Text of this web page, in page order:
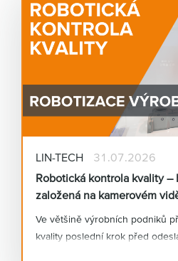
LIN-TECH
31.07.2026
Robotická kontrola kvality –
založená na kamerovém
Ve většině výrobních podniků
kvality poslední krok před